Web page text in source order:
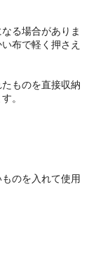
る場合がありま
布で軽く押さえ
ものを直接収納
。
のを入れて使用